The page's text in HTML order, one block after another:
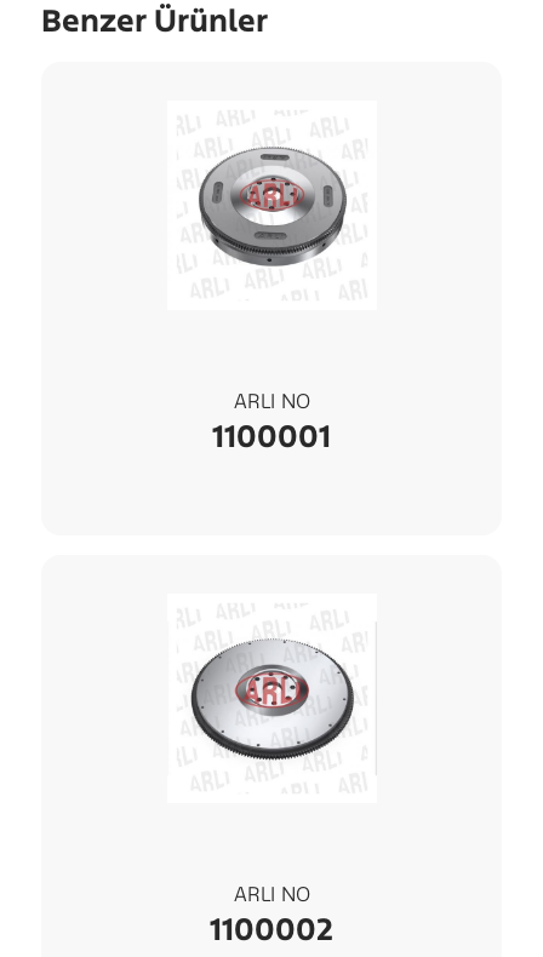
Benzer Ürünler
ARLI NO
1100001
ARLI NO
1100002